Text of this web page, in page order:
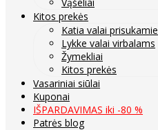
Kitos prekės
Katia valai
Lykke valai virbalams
Žymekliai
Kitos prekės
Vasariniai siūlai
Kuponai
IŠPARDAVIMAS iki -80 %
Patrės blog